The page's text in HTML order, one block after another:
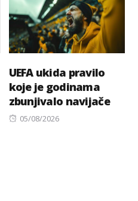
UEFA ukida pravilo
koje je godinama
zbunjivalo navijače
Posted
05/08/2026